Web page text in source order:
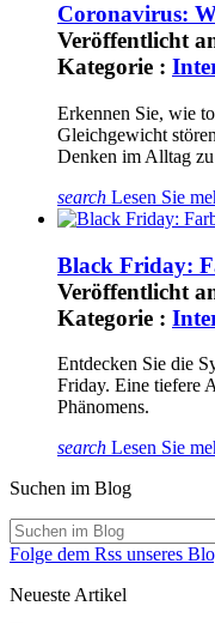
Coronavirus:
Veröffentlicht
Kategorie :
Erkennen Sie, wie
Gleichgewicht
Denken im Alltag
search Lesen Sie
Black Friday:
Veröffentlicht
Kategorie :
Entdecken Sie die
Friday. Eine tiefere
Phänomens.
search Lesen Sie
Suchen im Blog
Folge dem Rss unseres
Neueste Artikel